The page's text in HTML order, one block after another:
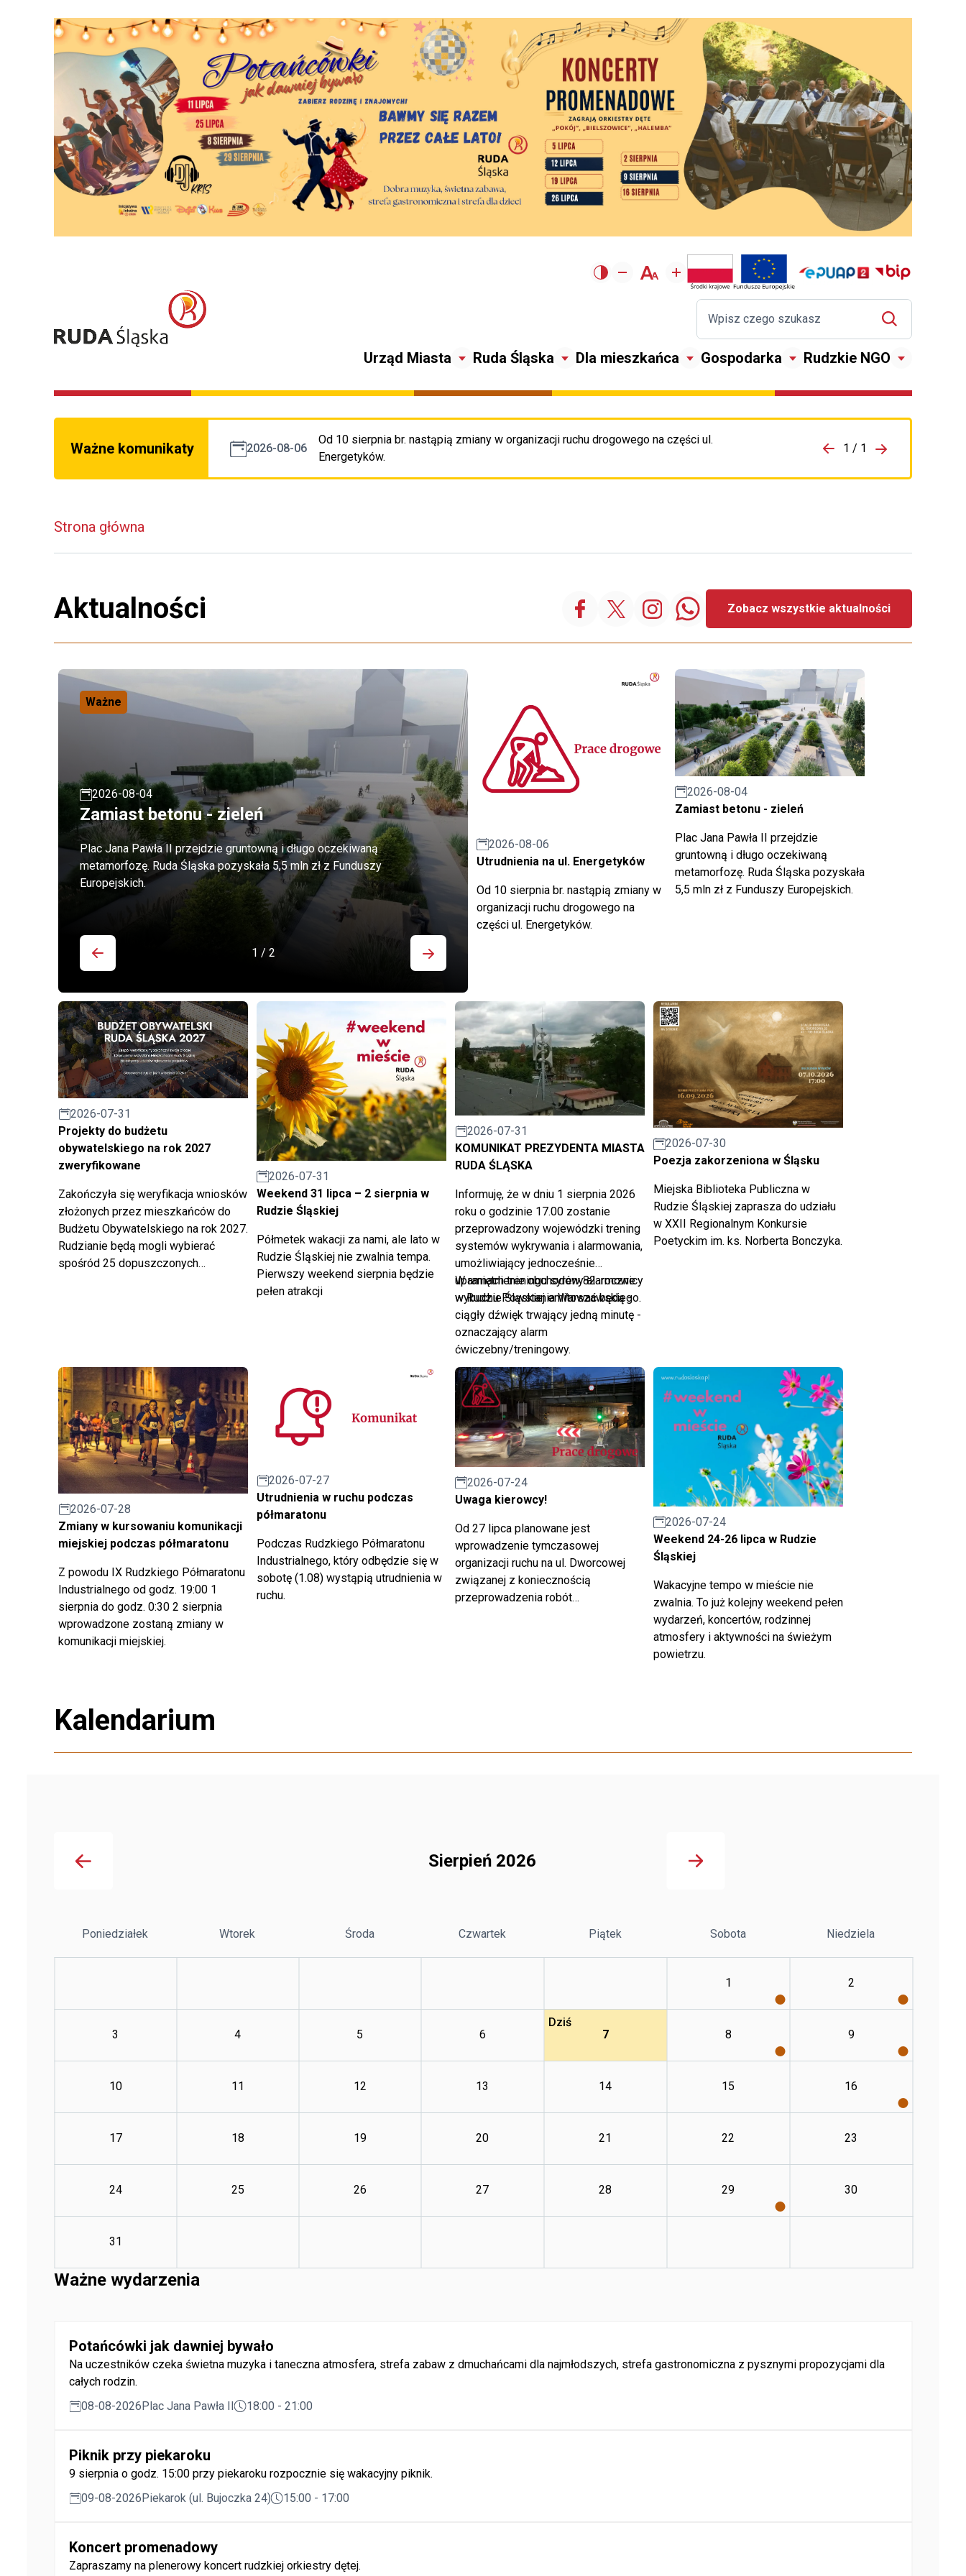
Urząd Miasta Ruda Śląska Dla mieszkańca Gospodarka Rudzkie NGO
Ważne komunikaty 2026-08-06
Od 10 sierpnia br. nastąpią zmiany w organizacji ruchu drogowego na części ul.
Energetyków.
Przejdź do porzpedniego komunikatu 1 / 1
Przejdź do
Strona główna
Aktualności Zobacz wszystkie aktualności
Ważne
2026-08-04
Zamiast betonu - zieleń
Plac Jana Pawła II przejdzie gruntowną i długo oczekiwaną
metamorfozę. Ruda Śląska pozyskała 5,5 mln zł z Funduszy
Europejskich.
1 / 2
2026-08-06
Utrudnienia na ul. Energetyków
Od 10 sierpnia br. nastąpią zmiany w
organizacji ruchu drogowego na
części ul. Energetyków.
2026-08-04
Zamiast betonu - zieleń
Plac Jana Pawła II przejdzie
gruntowną i długo oczekiwaną
metamorfozę. Ruda Śląska pozyskała
5,5 mln zł z Funduszy Europejskich.
2026-07-31
Projekty do budżetu
obywatelskiego na rok 2027
zweryfikowane
Zakończyła się weryfikacja wniosków
złożonych przez mieszkańców do
Budżetu Obywatelskiego na rok 2027.
Rudzianie będą mogli wybierać
spośród 25 dopuszczonych
2026-07-31
Weekend 31 lipca – 2 sierpnia w
Rudzie Śląskiej
Półmetek wakacji za nami, ale lato w
Rudzie Śląskiej nie zwalnia tempa.
Pierwszy weekend sierpnia będzie
pełen atrakcji
2026-07-31
KOMUNIKAT PREZYDENTA MIASTA
RUDA ŚLĄSKA
Informuję, że w dniu 1 sierpnia 2026
roku o godzinie 17.00 zostanie
przeprowadzony wojewódzki trening
systemów wykrywania i alarmowania,
umożliwiający jednocześnie
upamiętnienie obchodów 82. rocznicy
wybuchu Powstania Warszawskiego.
W ramach treningu syreny alarmowe
w Rudzie Śląskiej emitować będą -
ciągły dźwięk trwający jedną minutę -
oznaczający alarm
ćwiczebny/treningowy.
2026-07-30
Poezja zakorzeniona w Śląsku
Miejska Biblioteka Publiczna w
Rudzie Śląskiej zaprasza do udziału
w XXII Regionalnym Konkursie
Poetyckim im. ks. Norberta Bonczyka.
2026-07-28
Zmiany w kursowaniu komunikacji
miejskiej podczas półmaratonu
Z powodu IX Rudzkiego Półmaratonu
Industrialnego od godz. 19:00 1
sierpnia do godz. 0:30 2 sierpnia
wprowadzone zostaną zmiany w
komunikacji miejskiej.
2026-07-27
Utrudnienia w ruchu podczas
półmaratonu
Podczas Rudzkiego Półmaratonu
Industrialnego, który odbędzie się w
sobotę (1.08) wystąpią utrudnienia w
ruchu.
2026-07-24
Uwaga kierowcy!
Od 27 lipca planowane jest
wprowadzenie tymczasowej
organizacji ruchu na ul. Dworcowej
związanej z koniecznością
przeprowadzenia robót
2026-07-24
Weekend 24-26 lipca w Rudzie
Śląskiej
Wakacyjne tempo w mieście nie
zwalnia. To już kolejny weekend pełen
wydarzeń, koncertów, rodzinnej
atmosfery i aktywności na świeżym
powietrzu.
Kalendarium
Sierpień 2026
Poniedziałek Wtorek Środa Czwartek Piątek Sobota Niedziela
1 2
3 4 5 6
Dziś
7
8 9
10 11 12 13 14 15 16
17 18 19 20 21 22 23
24 25 26 27 28 29 30
31
Ważne wydarzenia
Potańcówki jak dawniej bywało
Na uczestników czeka świetna muzyka i taneczna atmosfera, strefa zabaw z dmuchańcami dla najmłodszych, strefa gastronomiczna z pysznymi propozycjami dla
całych rodzin.
08-08-2026Plac Jana Pawła II 18:00 - 21:00
Piknik przy piekaroku
9 sierpnia o godz. 15:00 przy piekaroku rozpocznie się wakacyjny piknik.
09-08-2026Piekarok (ul. Bujoczka 24) 15:00 - 17:00
Koncert promenadowy
Zapraszamy na plenerowy koncert rudzkiej orkiestry dętej.